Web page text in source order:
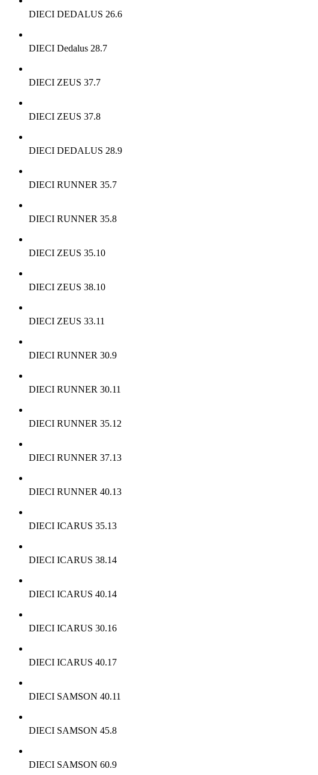
DIECI DEDALUS 26.6
DIECI Dedalus 28.7
DIECI ZEUS 37.7
DIECI ZEUS 37.8
DIECI DEDALUS 28.9
DIECI RUNNER 35.7
DIECI RUNNER 35.8
DIECI ZEUS 35.10
DIECI ZEUS 38.10
DIECI ZEUS 33.11
DIECI RUNNER 30.9
DIECI RUNNER 30.11
DIECI RUNNER 35.12
DIECI RUNNER 37.13
DIECI RUNNER 40.13
DIECI ICARUS 35.13
DIECI ICARUS 38.14
DIECI ICARUS 40.14
DIECI ICARUS 30.16
DIECI ICARUS 40.17
DIECI SAMSON 40.11
DIECI SAMSON 45.8
DIECI SAMSON 60.9